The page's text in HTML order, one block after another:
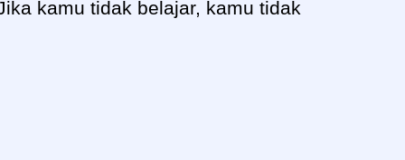
kamu tidak belajar, kamu tidak